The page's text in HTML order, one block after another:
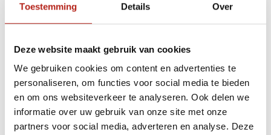
Toestemming Details Over
Deze website maakt gebruik van cookies
We gebruiken cookies om content en advertenties te
personaliseren, om functies voor social media te bieden
en om ons websiteverkeer te analyseren. Ook delen we
informatie over uw gebruik van onze site met onze
partners voor social media, adverteren en analyse. Deze
Apply filters Ringside
Producten